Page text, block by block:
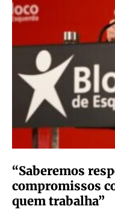
“Saberemos
compromissos
quem trabalha”